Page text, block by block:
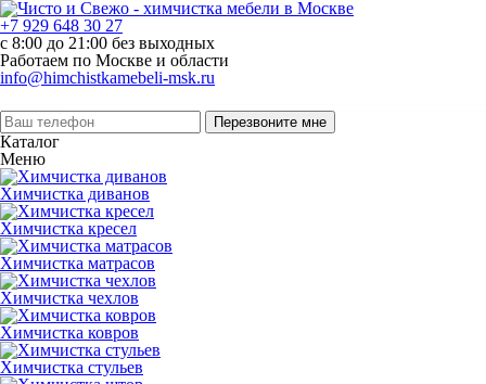
+7 929 648 30 27
с 8:00 до 21:00 без выходных
Работаем по Москве и области
info@himchistkamebeli-msk.ru
Перезвоните мне
Каталог
Меню
Химчистка диванов
Химчистка кресел
Химчистка матрасов
Химчистка чехлов
Химчистка ковров
Химчистка стульев